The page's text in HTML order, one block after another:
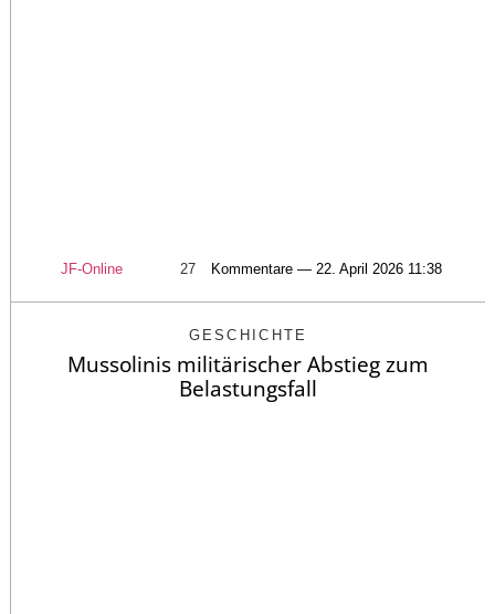
JF-Online 27 Kommentare — 22. April 2026 11:38
GESCHICHTE
Mussolinis militärischer Abstieg zum
Belastungsfall